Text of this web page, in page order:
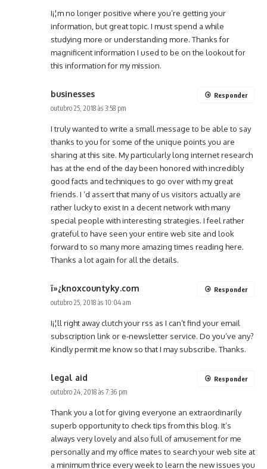
I¡¦m no longer positive where you’re getting your
information, but great topic. I must spend a while
studying more or understanding more. Thanks for
magnificent information I used to be on the lookout for
this information for my mission.
businesses
outubro 25, 2018 às 3:58 pm
I truly wanted to write a small message to be able to say
thanks to you for some of the unique points you are
sharing at this site. My particularly long internet research
has at the end of the day been honored with incredibly
good facts and techniques to go over with my great
friends. I ‘d assert that many of us visitors actually are
rather lucky to exist in a decent network with many
special people with interesting strategies. I feel rather
grateful to have seen your entire web site and look
forward to so many more amazing times reading here.
Thanks a lot again for all the details.
Responder
ï»¿knoxcountyky.com
outubro 25, 2018 às 10:04 am
I¡¦ll right away clutch your rss as I can’t find your email
subscription link or e-newsletter service. Do you’ve any?
Kindly permit me know so that I may subscribe. Thanks.
Responder
legal aid
outubro 24, 2018 às 7:36 pm
Thank you a lot for giving everyone an extraordinarily
superb opportunity to check tips from this blog. It’s
always very lovely and also full of amusement for me
personally and my office mates to search your web site at
a minimum thrice every week to learn the new issues you
Responder